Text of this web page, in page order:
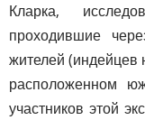
Кларка,
проходившие
жителей
расположенном
участников этой